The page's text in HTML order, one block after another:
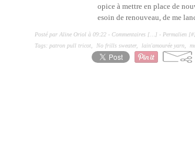
opice à mettre en place de
esoin de renouveau, de me
Posté par Aline Oriol à 09:22 - Commentaires [ ] - Permalien [#
Tags: patron pull tricot No frills sweater, lain'amourée yarn